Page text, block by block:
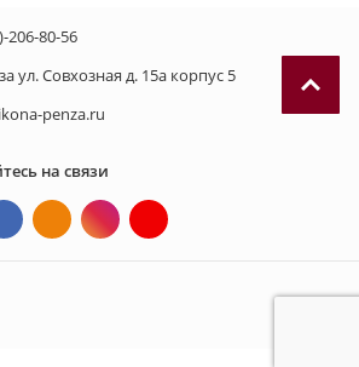
206-80-56
ул. Совхозная д. 15а корпус 5
penza.ru
на связи